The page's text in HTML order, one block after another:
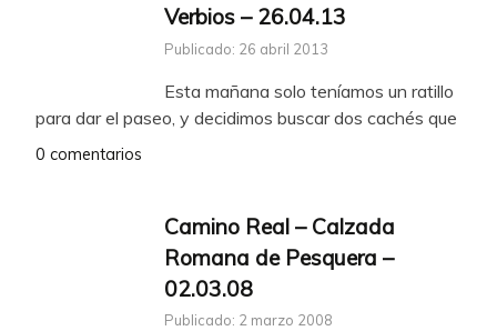
Verbios – 26.04.13
Publicado: 26 abril 2013
Esta mañana solo teníamos un ratillo
para dar el paseo, y decidimos buscar dos cachés que
0 comentarios
Camino Real – Calzada
Romana de Pesquera –
02.03.08
Publicado: 2 marzo 2008